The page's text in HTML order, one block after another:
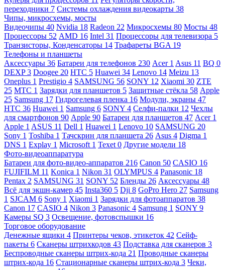
переходники 7 Системы охлаждения видеокарты 38
Чипы, микросхемы, мосты
Видеочипы 40 Nvidia 18 Radeon 22 Микросхемы 80 Мосты 48
Процессоры 52 AMD 16 Intel 31 Процессоры для телевизора 5
Транзисторы, Конденсаторы 14 Трафареты BGA 19
Телефоны и планшеты
Аксессуары 36 Батареи для телефонов 230 Acer 1 Asus 11 BQ 0
DEXP3 Doogee 20 HTC 5 Huawei 34 Lenovo 14 Meizu 13
Oneplus 1 Prestigio 4 SAMSUNG 56 SONY 12 Xiaomi 30 ZTE
25 МТС 1 Зарядки для планшетов 5 Защитные стёкла 58 Apple
25 Samsung 17 Гидрогелевая пленка 16 Модули, экраны 47
HTC 36 Huawei 1 Samsung 6 SONY 4 Селфи-палки 12 Чехлы
для смартфонов 90 Apple 90 Батареи для планшетов 47 Acer 1
Apple 1 ASUS 11 Dell 1 Huawei 1 Lenovo 10 SAMSUNG 20
Sony 1 Toshiba 1 Тачскрин для планшета 26 Asus 4 Digma 1
DNS 1 Explay 1 Microsoft 1 Texet 0 Другие модели 18
Фото-видеоаппаратура
Батареи для фото-видео-аппаратов 216 Canon 50 CASIO 16
FUJIFILM 11 Konica 1 Nikon 31 OLYMPUS 4 Panasonic 18
Pentax 2 SAMSUNG 31 SONY 52 Бленды 26 Аксессуары 48
Всё для экшн-камер 45 Insta360 5 Dji 8 GoPro Hero 27 Samsung
1 SJCAM 6 Sony 1 Xiaomi 1 Зарядки для фотоаппаратов 38
Canon 17 CASIO 4 Nikon 3 Panasonic 4 Samsung 1 SONY 9
Камеры SQ 3 Освещение, фотовспышки 16
Торговое оборудование
Денежные ящики 4 Принтеры чеков, этикеток 42 Сейф-
пакеты 6 Сканеры штрихкодов 43 Подставка для сканеров 3
Беспроводные сканеры штрих-кода 21 Проводные сканеры
штрих-кода 16 Стационарные сканеры штрих-кода 3 Чеки,